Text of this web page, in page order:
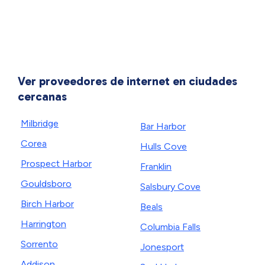
Ver proveedores de internet en ciudades
cercanas
Milbridge
Corea
Prospect Harbor
Gouldsboro
Birch Harbor
Harrington
Sorrento
Bar Harbor
Hulls Cove
Franklin
Salsbury Cove
Beals
Columbia Falls
Jonesport